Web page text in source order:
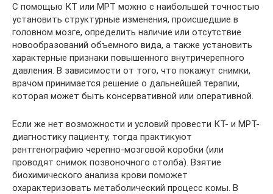
С помощью КТ или МРТ можно с наибольшей точностью
установить структурные изменения, происшедшие в
головном мозге, определить наличие или отсутствие
новообразований объемного вида, а также установить
характерные признаки повышенного внутричерепного
давления. В зависимости от того, что покажут снимки,
врачом принимается решение о дальнейшей терапии,
которая может быть консервативной или оперативной.
Если же нет возможности и условий провести КТ- и МРТ-
диагностику пациенту, тогда практикуют
рентгенографию черепно-мозговой коробки (или
проводят снимок позвоночного столба). Взятие
биохимического анализа крови поможет
охарактеризовать метаболический процесс комы. В